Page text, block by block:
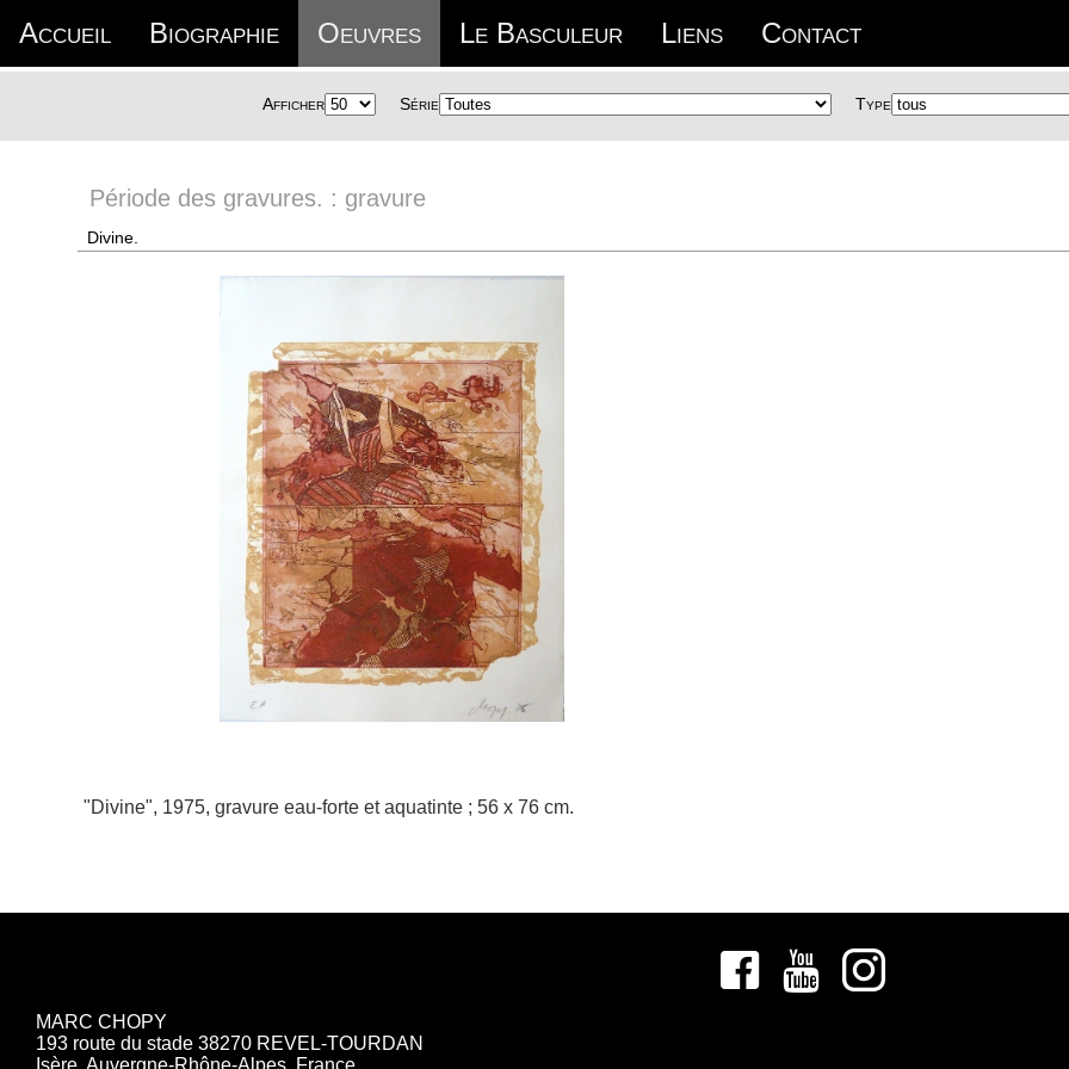
Accueil Biographie Oeuvres Le Basculeur Liens Contact
Afficher Série Type
Période des gravures. : gravure
Divine.
"Divine", 1975, gravure eau-forte et aquatinte ; 56 x 76 cm.
MARC CHOPY
193 route du stade 38270 REVEL-TOURDAN
Isère, Auvergne-Rhône-Alpes, France